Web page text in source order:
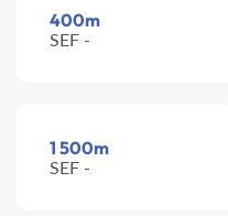
400m
SEF -
1 500m
SEF -